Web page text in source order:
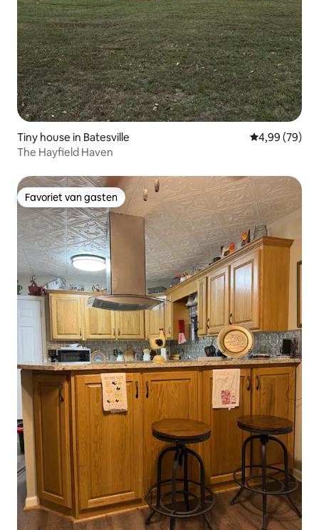
Tiny house in Batesville Gemiddelde
4,99 (79)
The Hayfield Haven
Favoriet van gasten
Favoriet van gasten